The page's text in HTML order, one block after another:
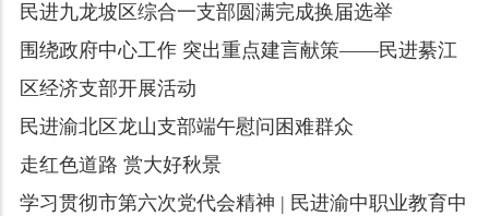
民进九龙坡区综合一支部圆满完成换届选举
围绕政府中心工作 突出重点建言献策——民进綦江
区经济支部开展活动
民进渝北区龙山支部端午慰问困难群众
走红色道路 赏大好秋景
学习贯彻市第六次党代会精神 | 民进渝中职业教育中